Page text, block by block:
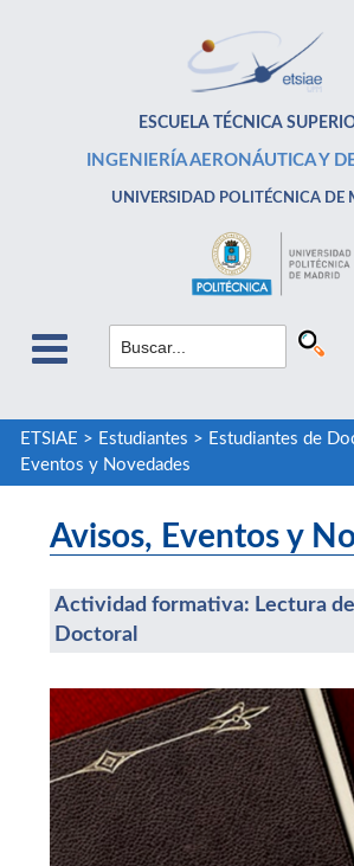
ESCUELA TÉCNICA
INGENIERÍA AERONÁUTICA Y
UNIVERSIDAD POLITÉCNICA DE
ETSIAE > Estudiantes > Estudiantes de
Eventos y Novedades
Avisos, Eventos y
Actividad formativa: Lectura de
Doctoral